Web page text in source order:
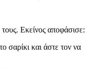
Εκείνος αποφάσισε:
σαρίκι και άστε τον να